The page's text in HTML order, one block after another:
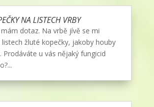
NA LISTECH VRBY
dotaz. Na vrbě jívě se mi
žluté kopečky, jakoby houby
Prodáváte u vás nějaký fungicid